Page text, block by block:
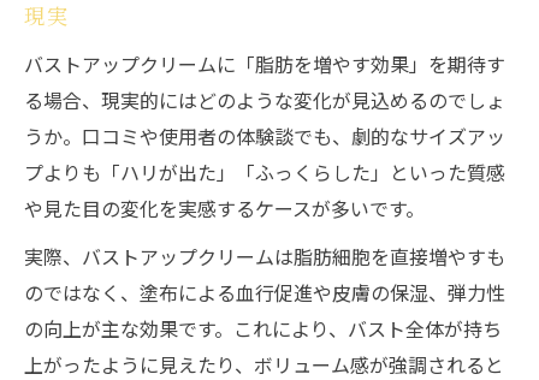
現実
バストアップクリームに「脂肪を増やす効果」を期待す
る場合、現実的にはどのような変化が見込めるのでしょ
うか。口コミや使用者の体験談でも、劇的なサイズアッ
プよりも「ハリが出た」「ふっくらした」といった質感
や見た目の変化を実感するケースが多いです。
実際、バストアップクリームは脂肪細胞を直接増やすも
のではなく、塗布による血行促進や皮膚の保湿、弾力性
の向上が主な効果です。これにより、バスト全体が持ち
上がったように見えたり、ボリューム感が強調されると